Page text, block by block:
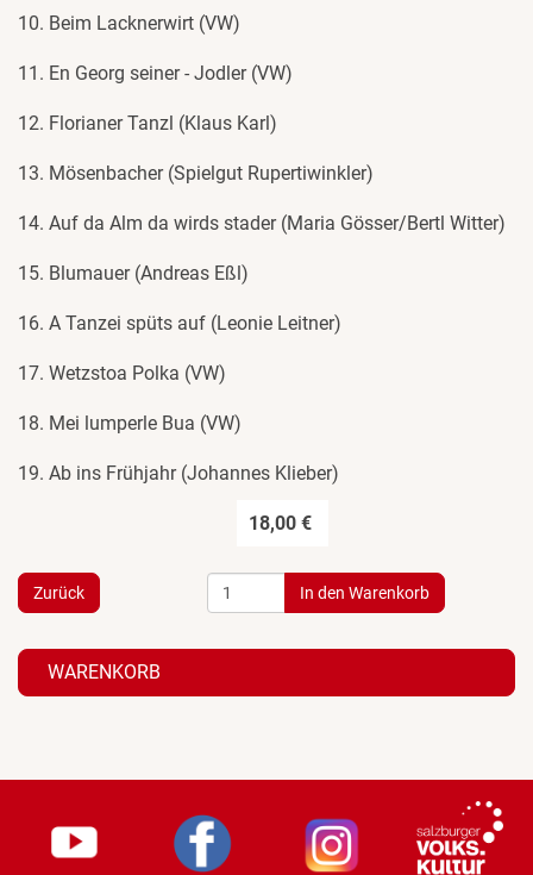
10. Beim Lacknerwirt (VW)
11. En Georg seiner - Jodler (VW)
12. Florianer Tanzl (Klaus Karl)
13. Mösenbacher (Spielgut Rupertiwinkler)
14. Auf da Alm da wirds stader (Maria Gösser/Bertl Witter)
15. Blumauer (Andreas Eßl)
16. A Tanzei spüts auf (Leonie Leitner)
17. Wetzstoa Polka (VW)
18. Mei lumperle Bua (VW)
19. Ab ins Frühjahr (Johannes Klieber)
18,00 €
Zurück
WARENKORB